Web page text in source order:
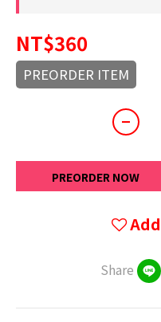
NT$360
PREORDER ITEM
PREORDER NOW
Share